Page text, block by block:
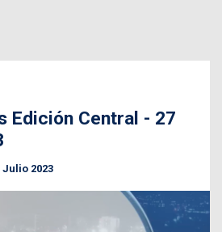
Edición Central - 27
Julio 2023